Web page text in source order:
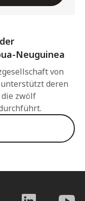
Neuguinea
von
deren
zwölf